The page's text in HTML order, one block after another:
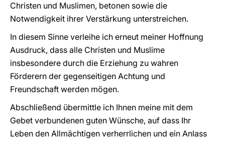
Christen und Muslimen, betonen sowie die
Notwendigkeit ihrer Verstärkung unterstreichen.
In diesem Sinne verleihe ich erneut meiner Hoffnung
Ausdruck, dass alle Christen und Muslime
insbesondere durch die Erziehung zu wahren
Förderern der gegenseitigen Achtung und
Freundschaft werden mögen.
Abschließend übermittle ich Ihnen meine mit dem
Gebet verbundenen guten Wünsche, auf dass Ihr
Leben den Allmächtigen verherrlichen und ein Anlass